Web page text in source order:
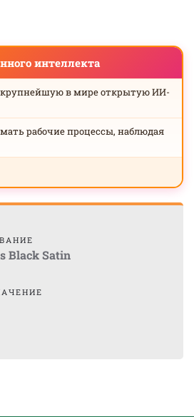
интеллекта
крупнейшую в мире открытую ИИ-
рабочие процессы, наблюдая
Black Satin